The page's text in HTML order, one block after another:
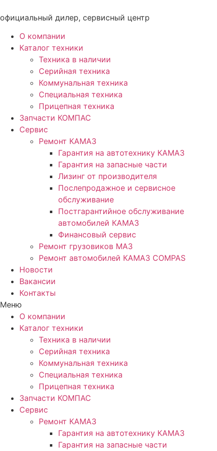
к
официальный дилер, сервисный центр
О компании
Каталог техники
Техника в наличии
Серийная техника
Коммунальная техника
Специальная техника
Прицепная техника
Запчасти КОМПАС
Сервис
Ремонт КАМАЗ
Гарантия на автотехнику КАМАЗ
Гарантия на запасные части
Лизинг от производителя
Послепродажное и сервисное
обслуживание
Постгарантийное обслуживание
автомобилей КАМАЗ
Финансовый сервис
Ремонт грузовиков МАЗ
Ремонт автомобилей КАМАЗ COMPAS
Новости
Вакансии
Контакты
Меню
О компании
Каталог техники
Техника в наличии
Серийная техника
Коммунальная техника
Специальная техника
Прицепная техника
Запчасти КОМПАС
Сервис
Ремонт КАМАЗ
Гарантия на автотехнику КАМАЗ
Гарантия на запасные части